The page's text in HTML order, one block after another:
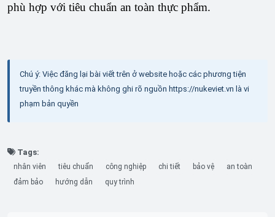
phù hợp với tiêu chuẩn an toàn thực phẩm.
Chú ý: Việc đăng lại bài viết trên ở website hoặc các phương tiện
truyền thông khác mà không ghi rõ nguồn https://nukeviet.vn là vi
phạm bản quyền
Tags:
nhân viên tiêu chuẩn công nghiệp chi tiết bảo vệ
an toàn
đảm bảo
hướng dẫn quy trình